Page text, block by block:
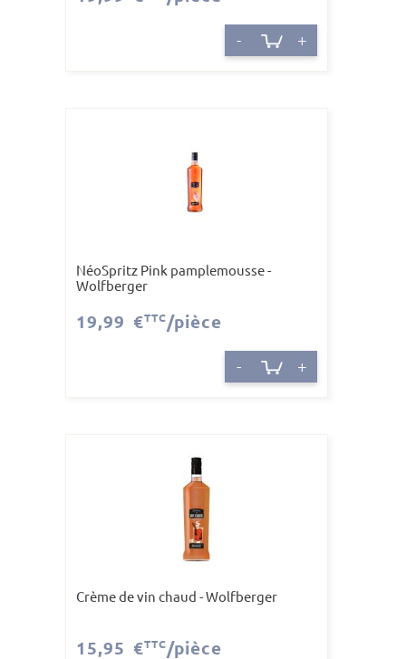
- +
NéoSpritz Pink pamplemousse -
Wolfberger
19,99 €TTC /pièce
- +
Crème de vin chaud - Wolfberger
15,95 €TTC /pièce